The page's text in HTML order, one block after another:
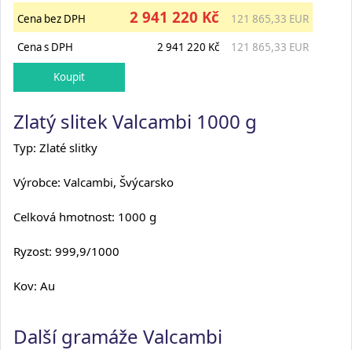
Cena bez DPH 2 941 220 Kč
121 865,33 EUR
Cena s DPH
2 941 220 Kč 121 865,33 EUR
Zlatý slitek Valcambi 1000 g
Typ: Zlaté slitky
Výrobce: Valcambi, Švýcarsko
Celková hmotnost: 1000 g
Ryzost: 999,9/1000
Kov: Au
Další gramáže Valcambi